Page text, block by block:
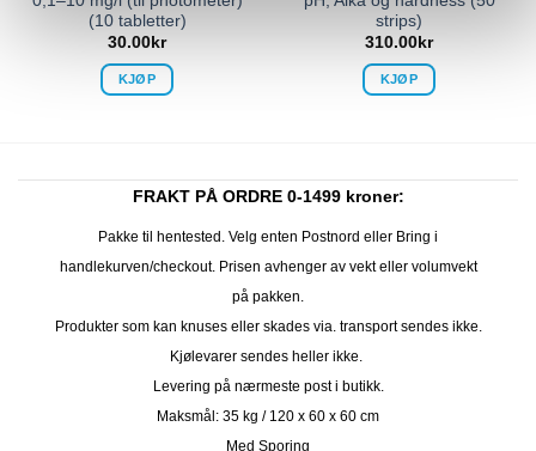
(10 tabletter)
30.00 kr
KJØP
strips)
310.00 kr
KJØP
FRAKT PÅ ORDRE 0-1499 kroner:
Pakke til hentested. Velg enten Postnord eller Bring i
handlekurven/checkout. Prisen avhenger av vekt eller volumvekt
på pakken.
Produkter som kan knuses eller skades via. transport sendes ikke.
Kjølevarer sendes heller ikke.
Levering på nærmeste post i butikk.
Maksmål: 35 kg / 120 x 60 x 60 cm
Med Sporing